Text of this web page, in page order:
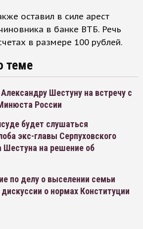
оставил в силе арест
в банке ВТБ. Речь
в размере 100 рублей.
теме
Шестуну на встречу с
России
будет слушаться
экс-главы Серпуховского
Шестуна на решение об
по делу о выселении семьи
о нормах Конституции